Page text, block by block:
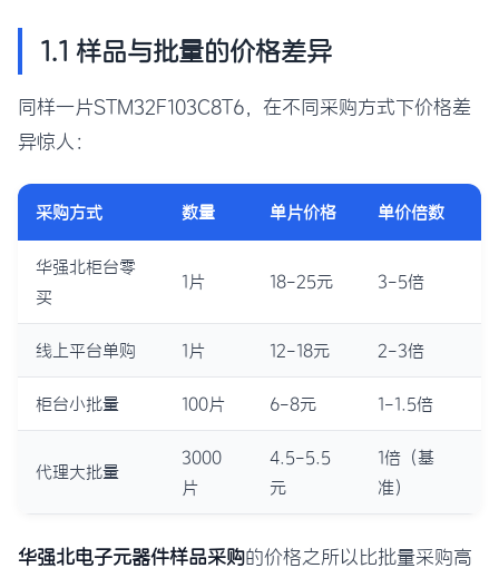
1.1 样品与批量的价格差异
同样一片STM32F103C8T6，在不同采购方式下价格差
异惊人：
采购方式 数量 单片价格 单价倍数
华强北柜台零
买
1片 18-25元 3-5倍
线上平台单购 1片 12-18元 2-3倍
柜台小批量 100片 6-8元 1-1.5倍
代理大批量
3000
片
4.5-5.5
元
1倍（基
准）
华强北电子元器件样品采购的价格之所以比批量采购高